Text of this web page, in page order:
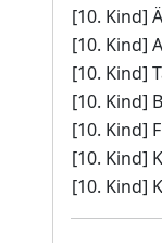
[10. Kind]
[10. Kind]
[10. Kind]
[10. Kind]
[10. Kind]
[10. Kind]
[10. Kind]